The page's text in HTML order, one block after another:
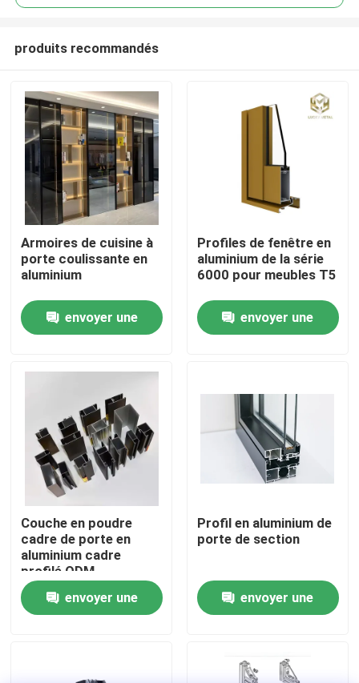
Aperçu
Produits
A propos de nous
Visite d'usine
Contrôle de la qualité
Contact
nouvelles
Tous les cas
profils en aluminium pour des fenêtres et des portes
produits recommandés
Armoires de cuisine à
porte coulissante en
aluminium
envoyer une
Profiles de fenêtre en
aluminium de la série
6000 pour meubles T5
envoyer une
Couche en poudre
cadre de porte en
aluminium cadre
profilé ODM
envoyer une
Profil en aluminium de
porte de section
envoyer une